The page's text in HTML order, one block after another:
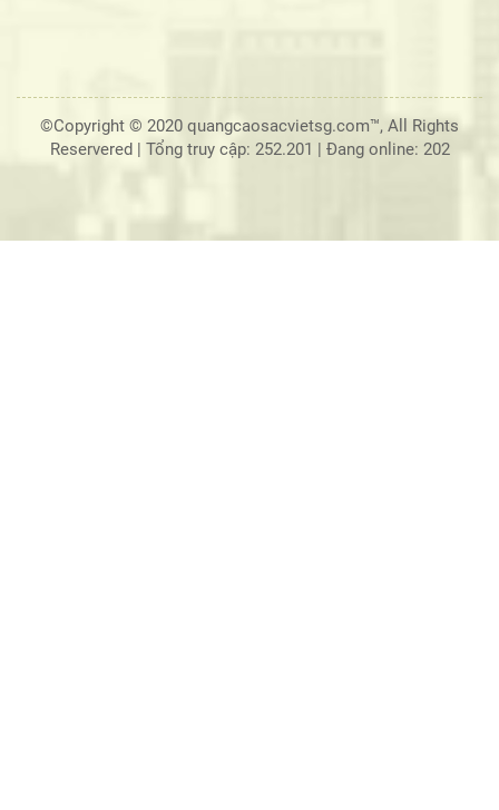
©Copyright © 2020 quangcaosacvietsg.com™, All Rights
Reservered | Tổng truy cập: 252.201 Đang online: 202